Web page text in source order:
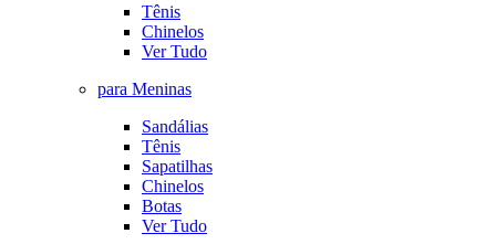
Tênis
Chinelos
Ver Tudo
para Meninas
Sandálias
Tênis
Sapatilhas
Chinelos
Botas
Ver Tudo